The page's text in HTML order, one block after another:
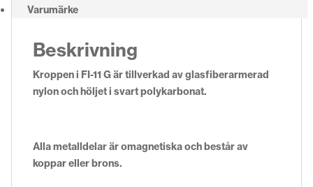
Varumärke
Beskrivning
Kroppen i FI-11 G är tillverkad av glasfiberarmerad
nylon och höljet i svart polykarbonat.
Alla metalldelar är omagnetiska och består av
koppar eller brons.